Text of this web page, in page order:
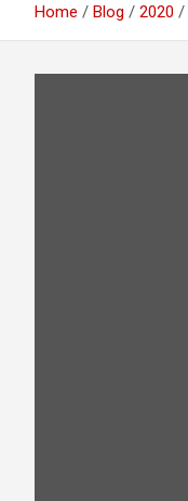
Home Blog 2020